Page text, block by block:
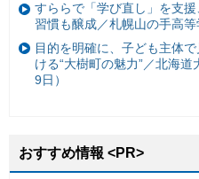
すららで「学び直し」を支
習慣も醸成／札幌山の手高等
目的を明確に、子ども主体
ける“大樹町の魅力”／北海
9日）
おすすめ情報 <PR>